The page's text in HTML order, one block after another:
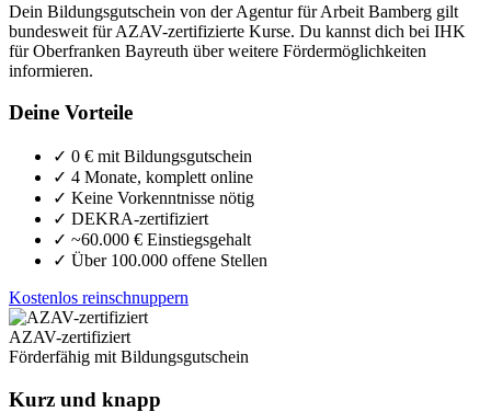
Dein Bildungsgutschein von der Agentur für Arbeit Bamberg gilt
bundesweit für AZAV-zertifizierte Kurse. Du kannst dich bei IHK
für Oberfranken Bayreuth über weitere Fördermöglichkeiten
informieren.
Deine Vorteile
✓ 0 € mit Bildungsgutschein
✓ 4 Monate, komplett online
✓ Keine Vorkenntnisse nötig
✓ DEKRA-zertifiziert
✓ ~60.000 € Einstiegsgehalt
✓ Über 100.000 offene Stellen
Kostenlos reinschnuppern
AZAV-zertifiziert
Förderfähig mit Bildungsgutschein
Kurz und knapp